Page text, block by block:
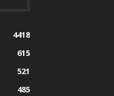
4418
615
521
485